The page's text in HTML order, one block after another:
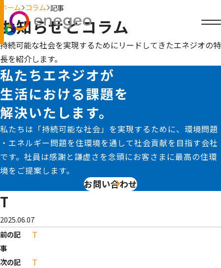
ホーム コラム 記事
お知らせとコラム
持続可能な社会を実現するためにリードしてきたエネジオの特
長を紹介します。
私たちエネジオが
生活における課題を
解決いたします。
私たちは「持続可能な社会」を実現するために、環境問題
・エネルギー問題を住環境を通して社会貢献を目指す会社
です。社員は感謝と謙虚さを念頭にお客さまに最高の住環
境をご提案します。
お問い合わせ
T
2025.06.07
前の記
事
T
次の記
T